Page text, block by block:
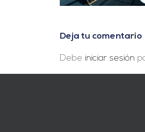
Deja tu comentario
Debe iniciar sesión